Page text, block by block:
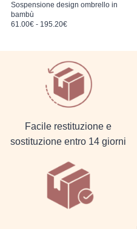
Sospensione design ombrello in
bambù
61.00€ - 195.20€Fascia di prezzo: da 61.00€ a 195.20€
Facile restituzione e
sostituzione entro 14 giorni